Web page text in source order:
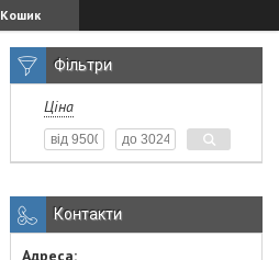
Кошик
Фільтри
Ціна
Контакти